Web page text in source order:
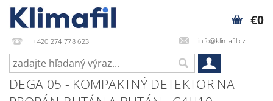
+420 274 778 623 info@klimafil.cz
€0
DEGA 05 - KOMPAKTNÝ DETEKTOR NA